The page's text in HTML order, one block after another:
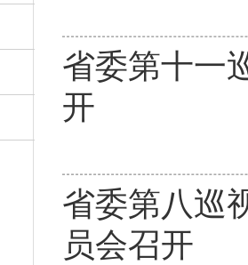
省委第十一
开
省委第八巡
员会召开